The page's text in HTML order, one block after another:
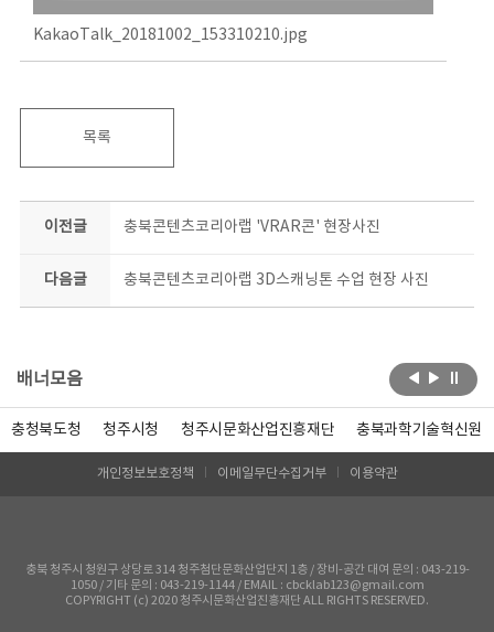
KakaoTalk_20181002_153310210.jpg
목록
이전글 충북콘텐츠코리아랩 'VRAR콘' 현장사진
다음글 충북콘텐츠코리아랩 3D스캐닝톤 수업 현장 사진
배너모음
충청북도청 청주시청 청주시문화산업진흥재단 충북과학기술혁신원
개인정보보호정책 이메일무단수집거부 이용약관
충북 청주시 청원구 상당로 314 청주첨단문화산업단지 1층 / 장비-공간 대여 문의 : 043-219-
1050 / 기타 문의 : 043-219-1144 / EMAIL : cbcklab123@gmail.com
COPYRIGHT (c) 2020 청주시문화산업진흥재단 ALL RIGHTS RESERVED.